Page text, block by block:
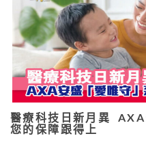
醫療科技日新月異
您的保障跟得上